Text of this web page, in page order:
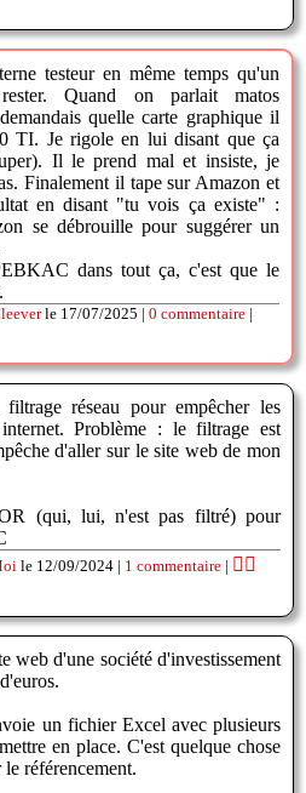
testeur en même temps qu'un
Quand on parlait matos
quelle carte graphique il
TI. Je rigole en lui disant que ça
Il le prend mal et insiste, je
Finalement il tape sur Amazon et
en disant "tu vois ça existe" :
se débrouille pour suggérer un
dans tout ça, c'est que le
le 17/07/2025 | 0 commentaire |
réseau pour empêcher les
Problème : le filtrage est
d'aller sur le site web de mon
(qui, lui, n'est pas filtré) pour
le 12/09/2024 | 1 commentaire | 👍🏽
web d'une société d'investissement
un fichier Excel avec plusieurs
en place. C'est quelque chose
référencement.